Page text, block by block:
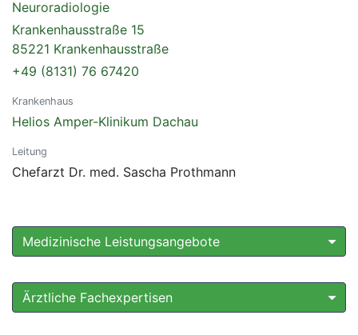
Neuroradiologie
Krankenhausstraße 15
85221 Krankenhausstraße
+49 (8131) 76 67420
Krankenhaus
Helios Amper-Klinikum Dachau
Leitung
Chefarzt Dr. med. Sascha Prothmann
Medizinische Leistungsangebote
Ärztliche Fachexpertisen